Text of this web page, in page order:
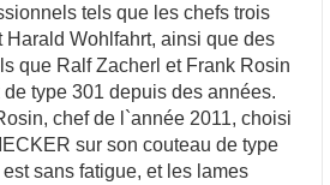
tels que les chefs trois
Harald Wohlfahrt, ainsi que des
que Ralf Zacherl et Frank Rosin
type 301 depuis des années.
chef de l`année 2011, choisi
sur son couteau de type
sans fatigue, et les lames